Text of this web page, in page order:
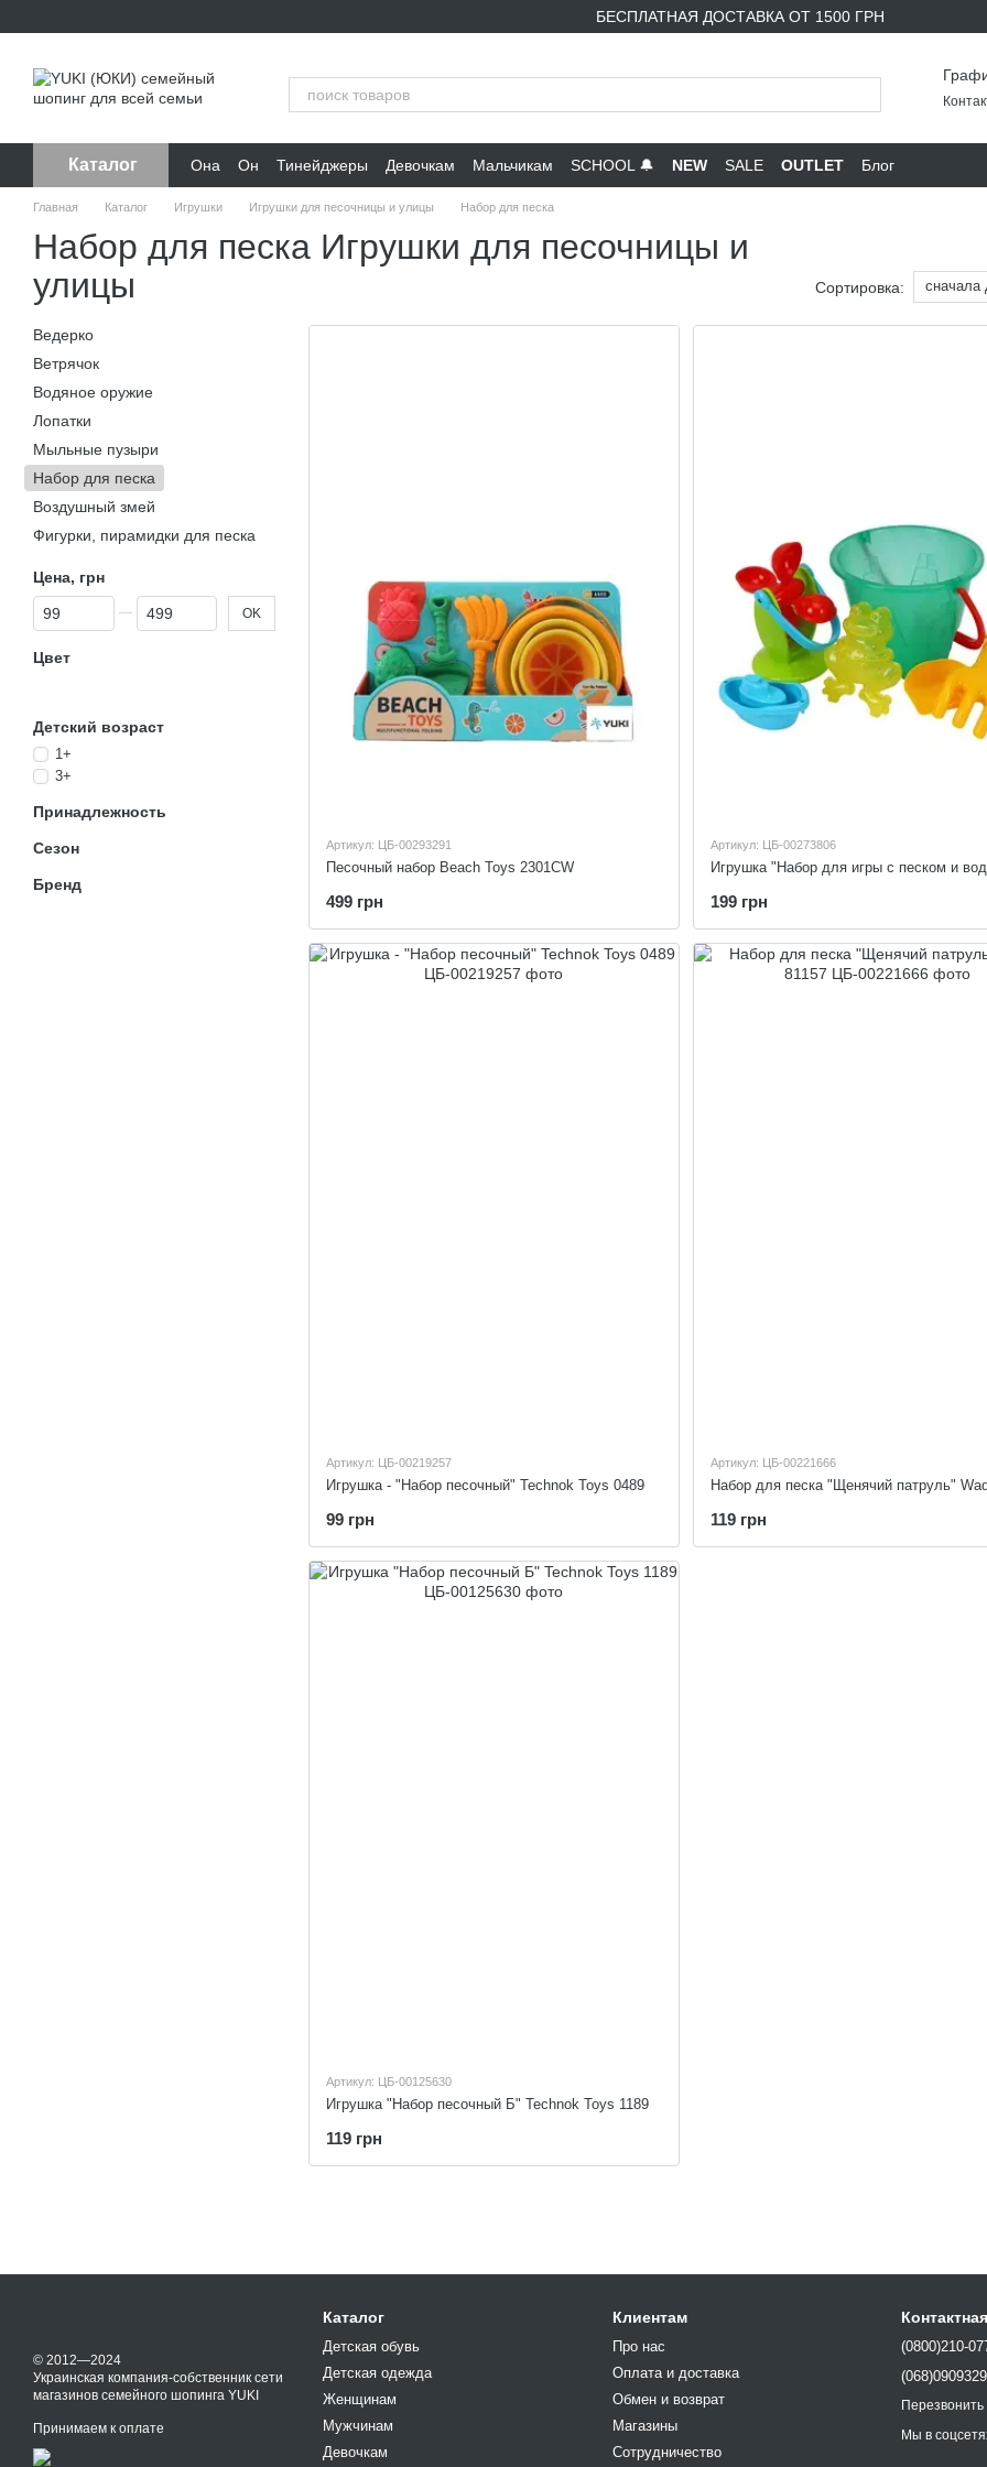
БЕСПЛАТНАЯ ДОСТАВКА ОТ 1500 ГРН
Каталог Она Он Тинейджеры Девочкам Мальчикам SCHOOL 🔔 NEW SALE OUTLET Блог
Главная Каталог Игрушки Игрушки для песочницы и улицы Набор для песка
Набор для песка Игрушки для песочницы и
улицы
Сортировка: сначала
Артикул: ЦБ-00293291
Песочный набор Beach Toys 2301CW
499 грн
Артикул: ЦБ-00273806
199 грн
Артикул: ЦБ-00219257
Игрушка - "Набор песочный" Technok Toys 0489
99 грн
Артикул: ЦБ-00221666
Набор для песка "Щенячий патруль"
119 грн
Артикул: ЦБ-00125630
Игрушка "Набор песочный Б" Technok Toys 1189
119 грн
Ведерко
Ветрячок
Водяное оружие
Лопатки
Мыльные пузыри
Набор для песка
Воздушный змей
Фигурки, пирамидки для песка
Цена, грн
От Цена, грн
До Цена, грн OK
Цвет
Детский возраст
1+
3+
Принадлежность
Сезон
Бренд
© 2012—2024
Украинская компания-собственник сети
магазинов семейного шопинга YUKI
Принимаем к оплате
Каталог
Детская обувь
Детская одежда
Женщинам
Мужчинам
Девочкам
Клиентам
Про нас
Оплата и доставка
Обмен и возврат
Магазины
Сотрудничество
(0800)210-
(068)0909329
Мы в